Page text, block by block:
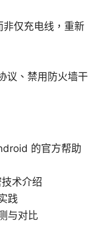
仅充电线，重新
议、禁用防火墙干
的官方帮助
术介绍
践
与对比